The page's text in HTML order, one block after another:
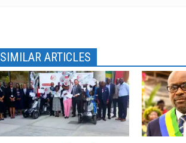
) e
)
SIMILAR ARTICLES